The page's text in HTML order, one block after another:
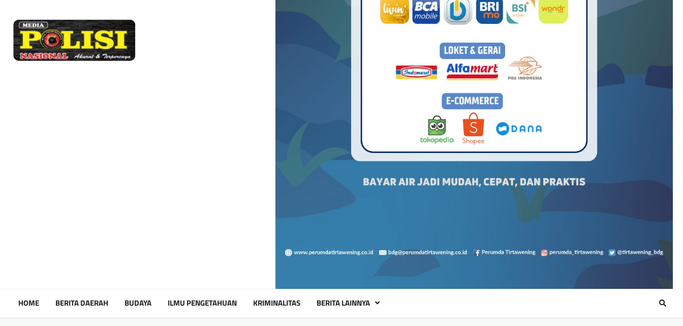
HOME BERITA DAERAH BUDAYA ILMU PENGETAHUAN KRIMINALITAS BERITA LAINNYA